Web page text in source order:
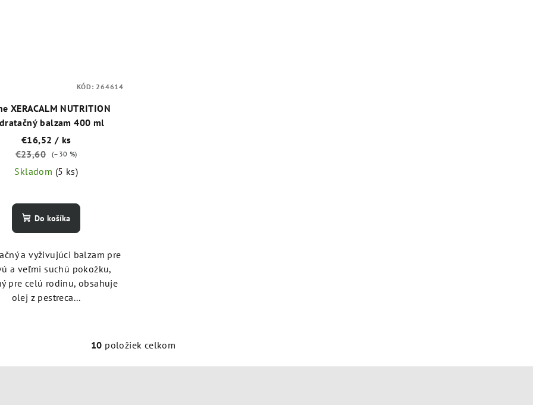
XERACALM NUTRITION
balzam 400 ml
€16,52 / ks
€23,60
(–30 %)
Skladom (5 ks)
Do košíka
a vyživujúci balzam pre
a veľmi suchú pokožku,
pre celú rodinu, obsahuje
olej z pestreca...
KÓD: 264614
O
v
10 položiek celkom